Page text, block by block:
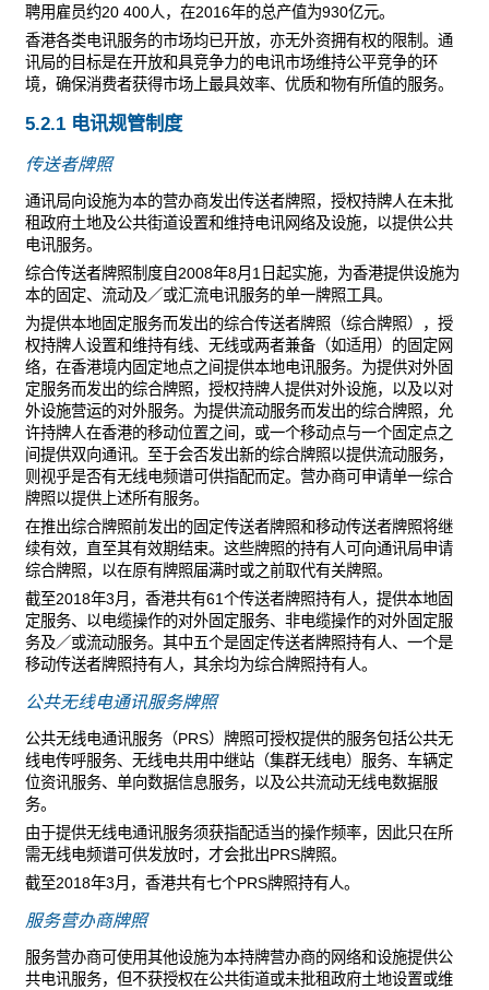
聘用雇员约20 400人，在2016年的总产值为930亿元。
香港各类电讯服务的市场均已开放，亦无外资拥有权的限制。通
讯局的目标是在开放和具竞争力的电讯市场维持公平竞争的环
境，确保消费者获得市场上最具效率、优质和物有所值的服务。
5.2.1 电讯规管制度
传送者牌照
通讯局向设施为本的营办商发出传送者牌照，授权持牌人在未批
租政府土地及公共街道设置和维持电讯网络及设施，以提供公共
电讯服务。
综合传送者牌照制度自2008年8月1日起实施，为香港提供设施为
本的固定、流动及／或汇流电讯服务的单一牌照工具。
为提供本地固定服务而发出的综合传送者牌照（综合牌照），授
权持牌人设置和维持有线、无线或两者兼备（如适用）的固定网
络，在香港境内固定地点之间提供本地电讯服务。为提供对外固
定服务而发出的综合牌照，授权持牌人提供对外设施，以及以对
外设施营运的对外服务。为提供流动服务而发出的综合牌照，允
许持牌人在香港的移动位置之间，或一个移动点与一个固定点之
间提供双向通讯。至于会否发出新的综合牌照以提供流动服务，
则视乎是否有无线电频谱可供指配而定。营办商可申请单一综合
牌照以提供上述所有服务。
在推出综合牌照前发出的固定传送者牌照和移动传送者牌照将继
续有效，直至其有效期结束。这些牌照的持有人可向通讯局申请
综合牌照，以在原有牌照届满时或之前取代有关牌照。
截至2018年3月，香港共有61个传送者牌照持有人，提供本地固
定服务、以电缆操作的对外固定服务、非电缆操作的对外固定服
务及／或流动服务。其中五个是固定传送者牌照持有人、一个是
移动传送者牌照持有人，其余均为综合牌照持有人。
公共无线电通讯服务牌照
公共无线电通讯服务（PRS）牌照可授权提供的服务包括公共无
线电传呼服务、无线电共用中继站（集群无线电）服务、车辆定
位资讯服务、单向数据信息服务，以及公共流动无线电数据服
务。
由于提供无线电通讯服务须获指配适当的操作频率，因此只在所
需无线电频谱可供发放时，才会批出PRS牌照。
截至2018年3月，香港共有七个PRS牌照持有人。
服务营办商牌照
服务营办商可使用其他设施为本持牌营办商的网络和设施提供公
共电讯服务，但不获授权在公共街道或未批租政府土地设置或维